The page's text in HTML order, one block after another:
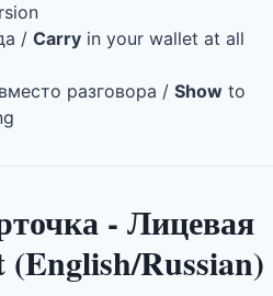
/ Carry in your wallet at all
разговора / Show to
- Лицевая
(English/Russian)